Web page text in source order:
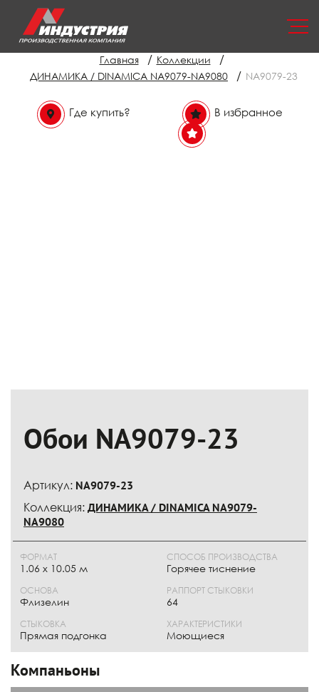
Главная / Коллекции /
ДИНАМИКА / DINAMICA NA9079-NA9080 / NA9079-23
Где купить? В избранное
Обои NA9079-23
Артикул: NA9079-23
Коллекция: ДИНАМИКА / DINAMICA NA9079-
NA9080
ФОРМАТ
1.06 x 10.05 м
ОСНОВА
Флизелин
СПОСОБ ПРОИЗВОДСТВА
Горячее тиснение
РАППОРТ СТЫКОВКИ
64
СТЫКОВКА
Прямая подгонка
ХАРАКТЕРИСТИКИ
Моющиеся
Компаньоны